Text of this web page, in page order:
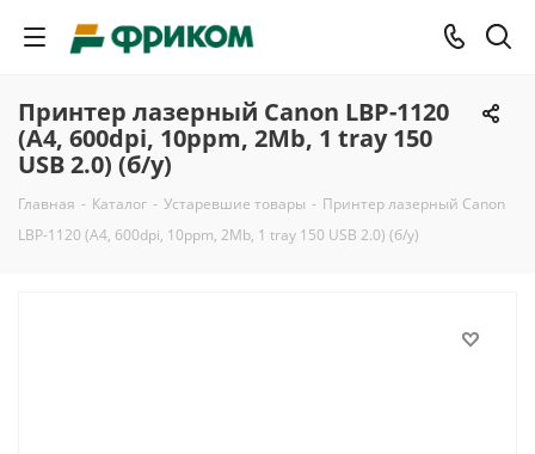
Принтер лазерный Canon LBP-1120
(А4, 600dpi, 10ppm, 2Mb, 1 tray 150
USB 2.0) (б/у)
Главная - Каталог - Устаревшие товары - Принтер лазерный Canon
LBP-1120 (А4, 600dpi, 10ppm, 2Mb, 1 tray 150 USB 2.0) (б/у)